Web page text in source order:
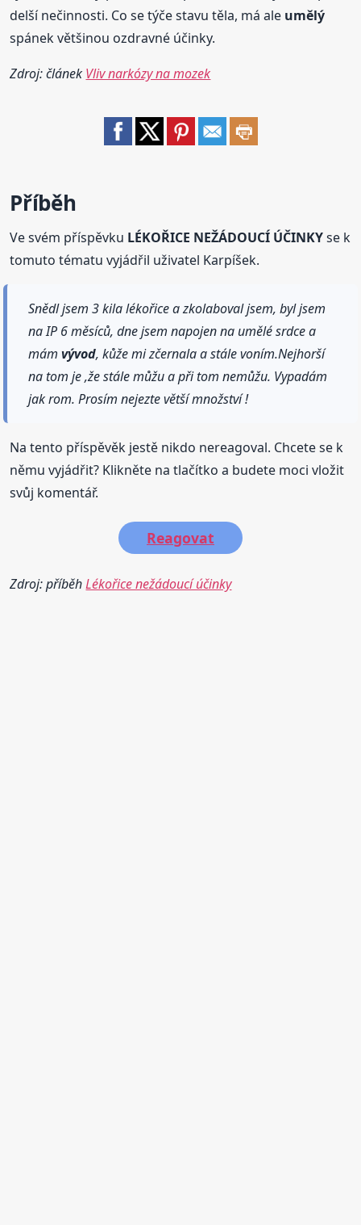
delší nečinnosti. Co se týče stavu těla, má ale umělý
spánek většinou ozdravné účinky.
Zdroj: článek Vliv narkózy na mozek
Příběh
Ve svém příspěvku LÉKOŘICE NEŽÁDOUCÍ ÚČINKYse k
tomuto tématu vyjádřil uživatel Karpíšek.
Snědl jsem 3 kila lékořice a zkolaboval jsem, byl jsem
na IP 6 měsíců, dne jsem napojen na umělé srdce a
mámvývod, kůže mi zčernala a stále voním.Nejhorší
na tom je ,že stále můžu a při tom nemůžu. Vypadám
jak rom. Prosím nejezte větší množství !
Na tento příspěvěk jestě nikdo nereagoval. Chcete se k
němu vyjádřit? Klikněte na tlačítko a budete moci vložit
svůj komentář.
Reagovat
Zdroj: příběhLékořice nežádoucí účinky